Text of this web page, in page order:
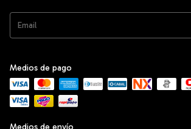
Medios de pago
Medios de envío